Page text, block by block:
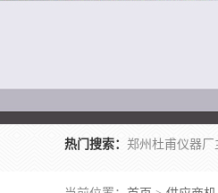
热门搜索：